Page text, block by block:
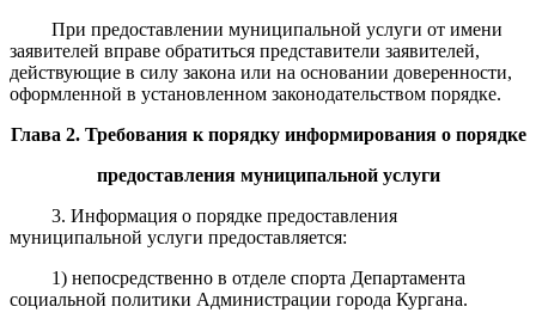
При предоставлении муниципальной услуги от имени
заявителей вправе обратиться представители заявителей,
действующие в силу закона или на основании доверенности,
оформленной в установленном законодательством порядке.
Глава 2. Требования к порядку информирования о порядке
предоставления муниципальной услуги
3. Информация о порядке предоставления
муниципальной услуги предоставляется:
1) непосредственно в отделе спорта Департамента
социальной политики Администрации города Кургана.